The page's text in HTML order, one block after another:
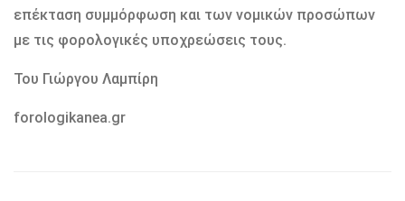
επέκταση συμμόρφωση και των νομικών προσώπων
με τις φορολογικές υποχρεώσεις τους.
Του Γιώργου Λαμπίρη
forologikanea.gr